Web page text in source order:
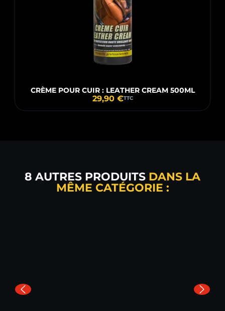
CRÈME POUR CUIR : LEATHER CREAM 500ML
29,90 €TTC
8 AUTRES PRODUITS DANS LA
MÊME CATÉGORIE :